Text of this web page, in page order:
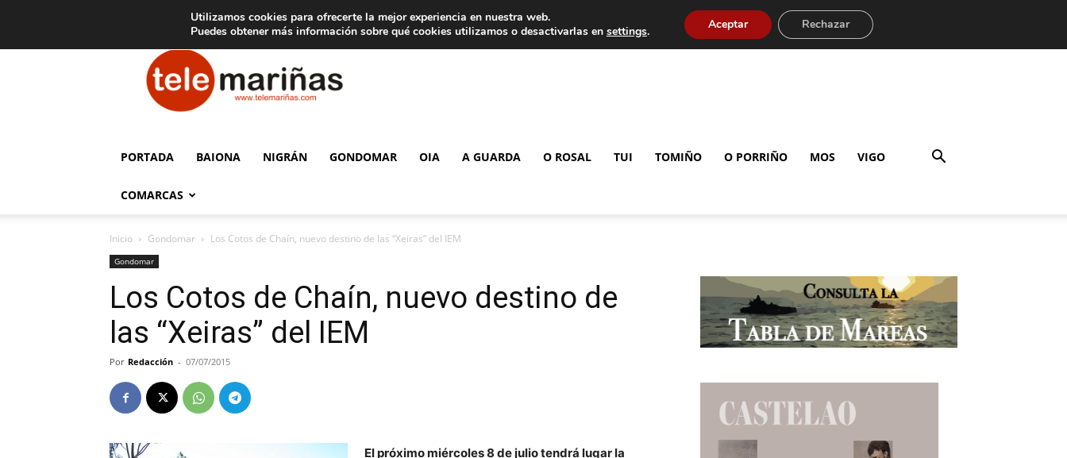
Aviso legal Tarifas de publicidad
Telemariñas
PORTADA BAIONA NIGRÁN GONDOMAR OIA A GUARDA O ROSAL TUI TOMIÑO O PORRIÑO MOS VIGO
COMARCAS
Inicio Gondomar Los Cotos de Chaín, nuevo destino de las “Xeiras” del IEM
Gondomar
Los Cotos de Chaín, nuevo destino de
las “Xeiras” del IEM
Por Redacción - 07/07/2015
El próximo miércoles 8 de julio tendrá lugar la
Utilizamos cookies para ofrecerte la mejor experiencia en nuestra web.
Puedes obtener más información sobre qué cookies utilizamos o desactivarlas en settings. Aceptar Rechazar